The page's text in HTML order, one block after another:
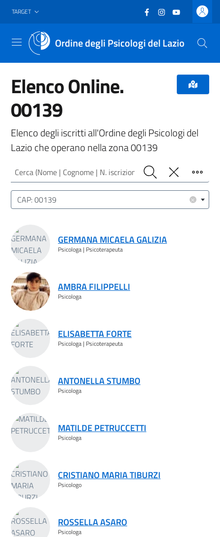
Vai al header
Vai al contenuto principale
Vai al footer
TARGET Facebook
(nuova scheda -
Instagram
(nuova scheda
YouTube
(nuova
Ordine degli Psicologi del Lazio
Menu
Elenco Online.
00139
Elenco degli iscritti all'Ordine degli Psicologi del
Lazio che operano nella zona 00139
Cerca (Nome | Cognome | N. iscrizione)
Cerca PulisciFiltro
Luogo (CAP | Comune | Provincia)
×
CAP: 00139
GERMANA MICAELA GALIZIA
Psicologa | Psicoterapeuta
AMBRA FILIPPELLI
Psicologa
ELISABETTA FORTE
Psicologa | Psicoterapeuta
ANTONELLA STUMBO
Psicologa
MATILDE PETRUCCETTI
Psicologa
CRISTIANO MARIA TIBURZI
Psicologo
ROSSELLA ASARO
Psicologa